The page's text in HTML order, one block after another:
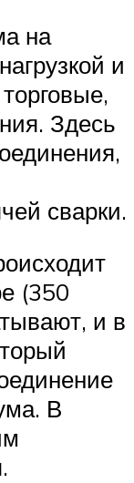
на
и
Здесь
сварки.
(350
и в
В